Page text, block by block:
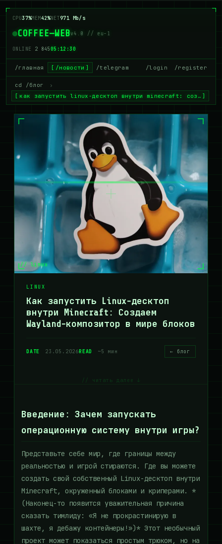
CPU37%MEM42%NET971 Mb/s
COFFEE—WEBv4.0 // eu-1
ONLINE 2 84505:12:31
/главная /новости /telegram /login /register
cd /блог
›
как запустить linux-десктоп внутри minecraft: соз…
// linux
LINUX
Как запустить Linux-десктоп
внутри Minecraft: Создаем
Wayland-композитор в мире блоков
DATE 23.05.2026READ ~5 мин ← блог
// читать далее ↓
Введение: Зачем запускать
операционную систему внутри игры?
Представьте себе мир, где границы между
реальностью и игрой стираются. Где вы можете
создать свой собственный Linux-десктоп внутри
Minecraft, окруженный блоками и криперами. *
(Наконец-то появится уважительная причина
сказать тимлиду: «Я не прокрастинирую в
шахте, я дебажу контейнеры!»)* Этот необычный
проект может показаться простым трюком, но на